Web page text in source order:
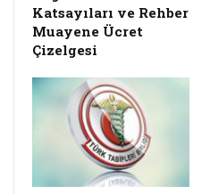
Katsayıları ve Rehber
Muayene Ücret
Çizelgesi